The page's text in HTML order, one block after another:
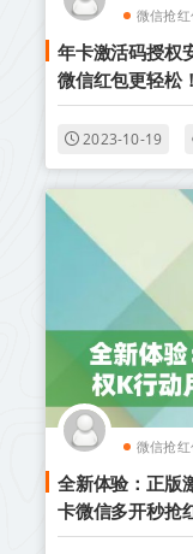
微信抢红
年卡激活码授权
微信红包更轻松！
2023-10-19
微信抢红
全新体验：正版
卡微信多开秒抢